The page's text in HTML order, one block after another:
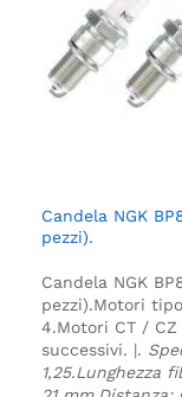
Candela NGK
pezzi).
Candela NGK
pezzi).Motori tipo
4.Motori CT / CZ
successivi. |.
1,25.Lunghezza